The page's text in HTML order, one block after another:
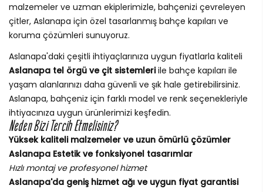
malzemeler ve uzman ekiplerimizle, bahçenizi çevreleyen
çitler, Aslanapa için özel tasarlanmış bahçe kapıları ve
koruma çözümleri sunuyoruz.
Aslanapa'daki çeşitli ihtiyaçlarınıza uygun fiyatlarla kaliteli
Aslanapa tel örgü ve çit sistemleriile bahçe kapıları ile
yaşam alanlarınızı daha güvenli ve şık hale getirebilirsiniz.
Aslanapa, bahçeniz için farklı model ve renk seçenekleriyle
ihtiyacınıza uygun ürünlerimizi keşfedin.
Neden Bizi Tercih Etmelisiniz?
Yüksek kaliteli malzemeler ve uzun ömürlü çözümler
Aslanapa Estetik ve fonksiyonel tasarımlar
Hızlı montaj ve profesyonel hizmet
Aslanapa'da geniş hizmet ağı ve uygun fiyat garantisi